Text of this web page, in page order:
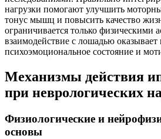
нагрузки помогают улучшить
тонус мышц и повысить качество
ограничивается только физическими
взаимодействие с лошадью
психоэмоциональное состояние и
Механизмы действия
при неврологических
Физиологические и
основы